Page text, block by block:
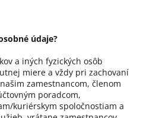
údaje?
a iných fyzických osôb
miere a vždy pri zachovaní
zamestnancom, členom
poradcom,
kuriérskym spoločnostiam a